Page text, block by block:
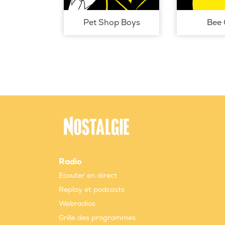
Pet Shop Boys Bee
Radio
Ecouter en direct
Replay et podcasts
Webradios
Grille des programmes